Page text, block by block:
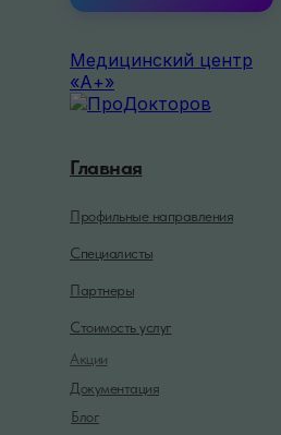
Акции
Документация
Блог
Стоимость услуг
Партнеры
Специалисты
Профильные направления
Главная
Медицинский центр
«А+»